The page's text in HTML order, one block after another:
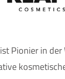
Pionier in